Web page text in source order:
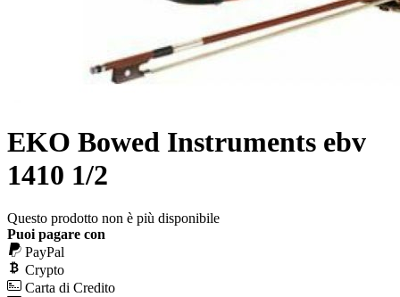
EKO Bowed Instruments ebv
1410 1/2
Questo prodotto non è più disponibile
Puoi pagare con
PayPal
Crypto
Carta di Credito